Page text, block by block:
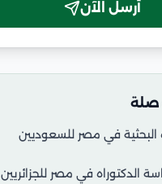
أرسل الآن
صلة
البحثية في مصر للسعوديين
الدكتوراه في مصر للجزائريين 2027